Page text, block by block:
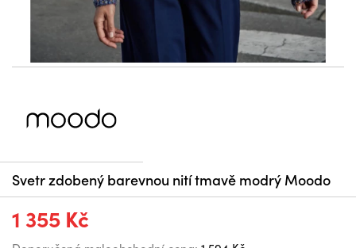
Svetr zdobený barevnou nití tmavě modrý Moodo
1 355 Kč